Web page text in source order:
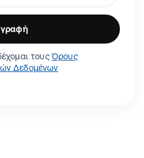
τουςΌρους
Δεδομένων